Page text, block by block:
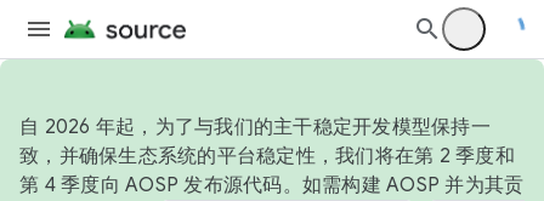
自 2026 年起，为了与我们的主干稳定开发模型保持一
致，并确保生态系统的平台稳定性，我们将在第 2 季度和
第 4 季度向 AOSP 发布源代码。如需构建 AOSP 并为其贡